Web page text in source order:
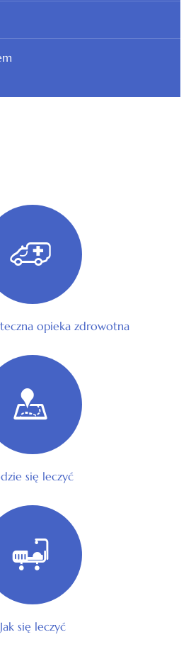
opieka zdrowotna
się leczyć
Jak się leczyć